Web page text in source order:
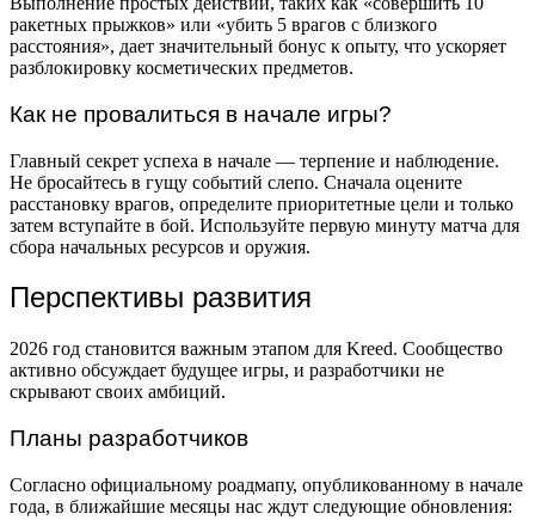
ракетных прыжков» или «убить 5 врагов с близкого
расстояния», дает значительный бонус к опыту, что ускоряет
разблокировку косметических предметов.
Как не провалиться в начале игры?
Главный секрет успеха в начале — терпение и наблюдение.
Не бросайтесь в гущу событий слепо. Сначала оцените
расстановку врагов, определите приоритетные цели и только
затем вступайте в бой. Используйте первую минуту матча для
сбора начальных ресурсов и оружия.
Перспективы развития
2026 год становится важным этапом для Kreed. Сообщество
активно обсуждает будущее игры, и разработчики не
скрывают своих амбиций.
Планы разработчиков
Согласно официальному роадмапу, опубликованному в начале
года, в ближайшие месяцы нас ждут следующие обновления: